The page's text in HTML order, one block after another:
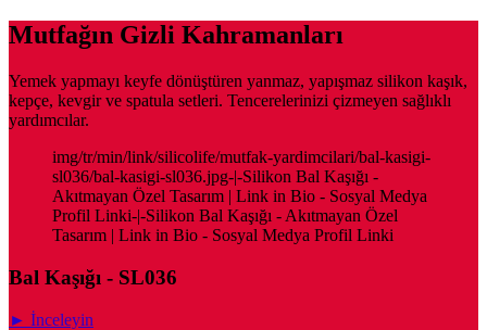
Mutfağın Gizli Kahramanları
Yemek yapmayı keyfe dönüştüren yanmaz, yapışmaz silikon kaşık,
kepçe, kevgir ve spatula setleri. Tencerelerinizi çizmeyen sağlıklı
yardımcılar.
img/tr/min/link/silicolife/mutfak-yardimcilari/bal-kasigi-
sl036/bal-kasigi-sl036.jpg-|-Silikon Bal Kaşığı -
Akıtmayan Özel Tasarım | Link in Bio - Sosyal Medya
Profil Linki-|-Silikon Bal Kaşığı - Akıtmayan Özel
Tasarım | Link in Bio - Sosyal Medya Profil Linki
Bal Kaşığı - SL036
► İnceleyin